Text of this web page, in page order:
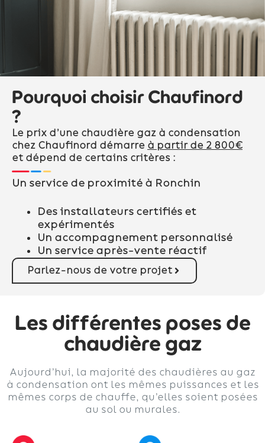
Pourquoi choisir Chaufinord
?
Le prix d’une chaudière gaz à condensation
chez Chaufinord démarre à partir de 2 800€
et dépend de certains critères :
Un service de proximité à Ronchin
Des installateurs certifiés et
expérimentés
Un accompagnement personnalisé
Un service après-vente réactif
Parlez-nous de votre projet
Les différentes poses de
chaudière gaz
Aujourd’hui, la majorité des chaudières au gaz
à condensation ont les mêmes puissances et les
mêmes corps de chauffe, qu’elles soient posées
au sol ou murales.